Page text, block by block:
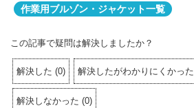
作業用ブルゾン・ジャケット一覧
この記事で疑問は解決しましたか？
解決した (0) 解決したがわかりにくかった
解決しなかった (0)